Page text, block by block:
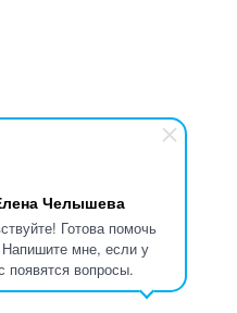
Челышева
Готова помочь
мне, если у
появятся вопросы.